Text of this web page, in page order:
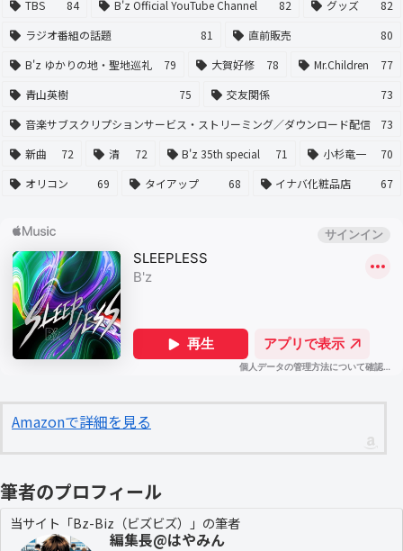
TBS
84 B'z Official YouTube Channel 82 グッズ
82
ラジオ番組の話題
81 直前販売
80
B'z ゆかりの地・聖地巡礼
79 大賀好修 78 Mr.Children
77
青山英樹
75 交友関係
73
音楽サブスクリプションサービス・ストリーミング／ダウンロード配信
73
新曲
72 清 72 B'z 35th special 71 小杉竜一
70
オリコン
69 タイアップ 68 イナバ化粧品店 67
Amazonで詳細を見る
筆者のプロフィール
当サイト「Bz-Biz（ビズビズ）」の筆者
編集長@はやみん